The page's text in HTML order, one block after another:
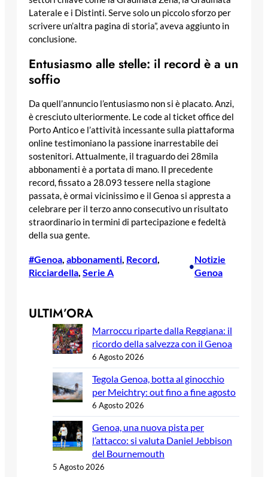
Laterale e i Distinti. Serve solo un piccolo sforzo per
scrivere un’altra pagina di storia”, aveva aggiunto in
conclusione.
Entusiasmo alle stelle: il record è a un
soffio
Da quell’annuncio l’entusiasmo non si è placato. Anzi,
è cresciuto ulteriormente. Le code al ticket office del
Porto Antico e l’attività incessante sulla piattaforma
online testimoniano la passione inarrestabile dei
sostenitori. Attualmente, il traguardo dei 28mila
abbonamenti è a portata di mano. Il precedente
record, fissato a 28.093 tessere nella stagione
passata, è ormai vicinissimo e il Genoa si appresta a
celebrare per il terzo anno consecutivo un risultato
straordinario in termini di partecipazione e fedeltà
della sua gente.
#Genoa, abbonamenti, Record
Ricciardella, Serie A
•
Notizie
Genoa
ULTIM’ORA
Marroccu riparte dalla Reggiana: il
ricordo della salvezza con il Genoa
6 Agosto 2026
Tegola Genoa, botta al ginocchio
per Meichtry: out fino a fine agosto
6 Agosto 2026
Genoa, una nuova pista per
l’attacco: si valuta Daniel Jebbison
del Bournemouth
5 Agosto 2026